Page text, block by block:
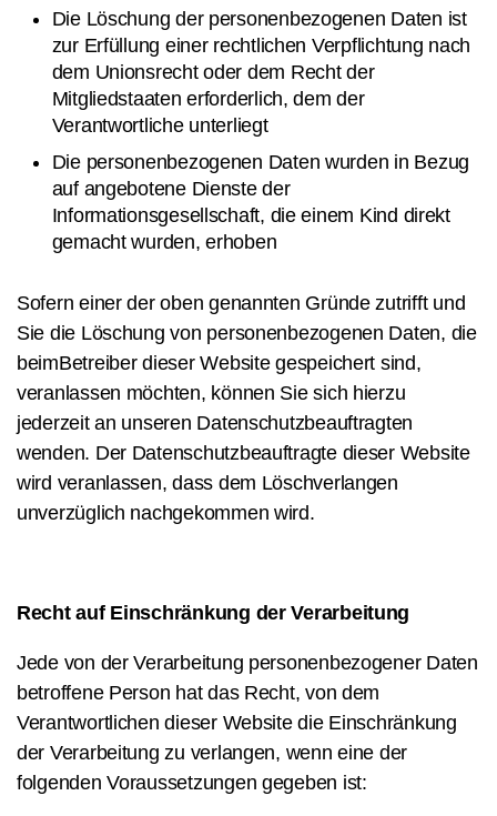
Die Löschung der personenbezogenen Daten ist
zur Erfüllung einer rechtlichen Verpflichtung nach
dem Unionsrecht oder dem Recht der
Mitgliedstaaten erforderlich, dem der
Verantwortliche unterliegt
Die personenbezogenen Daten wurden in Bezug
auf angebotene Dienste der
Informationsgesellschaft, die einem Kind direkt
gemacht wurden, erhoben
Sofern einer der oben genannten Gründe zutrifft und
Sie die Löschung von personenbezogenen Daten, die
beimBetreiber dieser Website gespeichert sind,
veranlassen möchten, können Sie sich hierzu
jederzeit an unseren Datenschutzbeauftragten
wenden. Der Datenschutzbeauftragte dieser Website
wird veranlassen, dass dem Löschverlangen
unverzüglich nachgekommen wird.
Recht auf Einschränkung der Verarbeitung
Jede von der Verarbeitung personenbezogener Daten
betroffene Person hat das Recht, von dem
Verantwortlichen dieser Website die Einschränkung
der Verarbeitung zu verlangen, wenn eine der
folgenden Voraussetzungen gegeben ist: